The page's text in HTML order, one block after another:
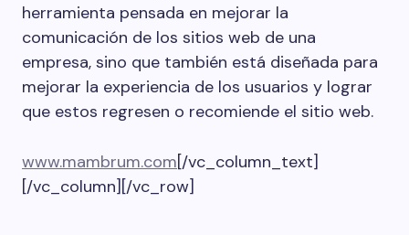
herramienta pensada en mejorar la
comunicación de los sitios web de una
empresa, sino que también está diseñada para
mejorar la experiencia de los usuarios y lograr
que estos regresen o recomiende el sitio web.
www.mambrum.com[/vc_column_text]
[/vc_column][/vc_row]